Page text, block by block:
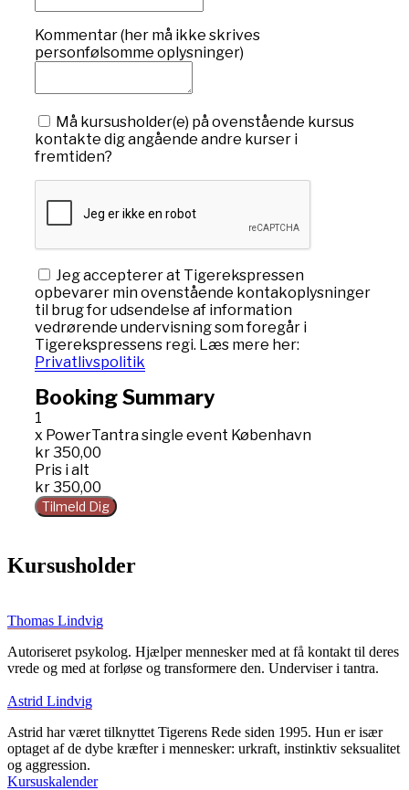
Kommentar (her må ikke skrives
personfølsomme oplysninger)
Må kursusholder(e) på ovenstående kursus
kontakte dig angående andre kurser i
fremtiden?
Jeg accepterer at Tigerekspressen
opbevarer min ovenstående kontakoplysninger
til brug for udsendelse af information
vedrørende undervisning som foregår i
Tigerekspressens regi. Læs mere her:
Privatlivspolitik
Booking Summary
1
x PowerTantra single event København
kr 350,00
Pris i alt
kr 350,00
Kursusholder
Thomas Lindvig
Autoriseret psykolog. Hjælper mennesker med at få kontakt til deres
vrede og med at forløse og transformere den. Underviser i tantra.
Astrid Lindvig
Astrid har været tilknyttet Tigerens Rede siden 1995. Hun er især
optaget af de dybe kræfter i mennesker: urkraft, instinktiv seksualitet
og aggression.
Kursuskalender